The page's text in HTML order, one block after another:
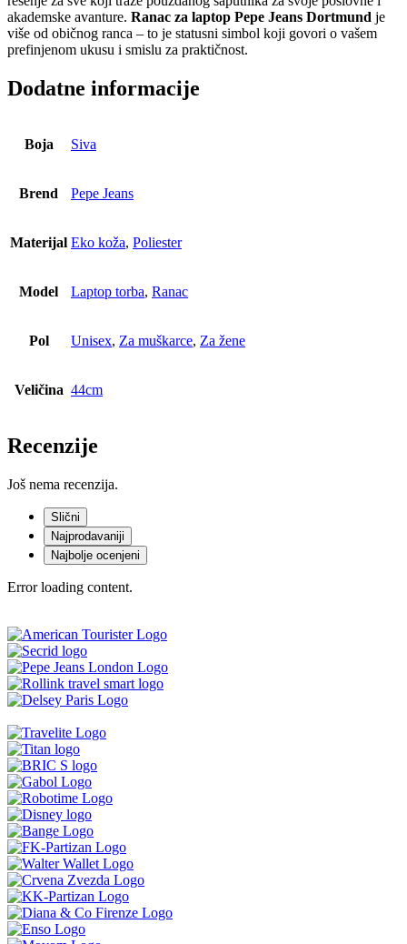
akademske avanture. Ranac za laptop Pepe Jeans Dortmund je
više od običnog ranca – to je statusni simbol koji govori o vašem
prefinjenom ukusu i smislu za praktičnost.
Dodatne informacije
Boja Siva
Brend Pepe Jeans
Materijal Eko koža, Poliester
Model Laptop torba, Ranac
Pol Unisex, Za muškarce, Za žene
Veličina 44cm
Recenzije
Još nema recenzija.
Slični
Najprodavaniji
Najbolje ocenjeni
Error loading content.